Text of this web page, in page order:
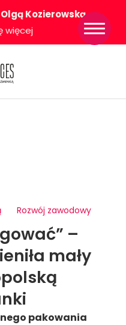
Kozierowską-
więcej
Rozwój zawodowy
–
mały
pakowania